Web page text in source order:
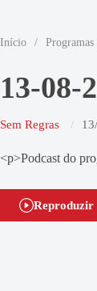
Início / Programas
13-08-
Sem Regras
<p>Podcast do
Reproduzir